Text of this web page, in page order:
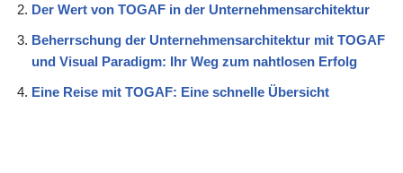
Der Wert von TOGAF in der Unternehmensarchitektur
Beherrschung der Unternehmensarchitektur mit TOGAF
und Visual Paradigm: Ihr Weg zum nahtlosen Erfolg
Eine Reise mit TOGAF: Eine schnelle Übersicht